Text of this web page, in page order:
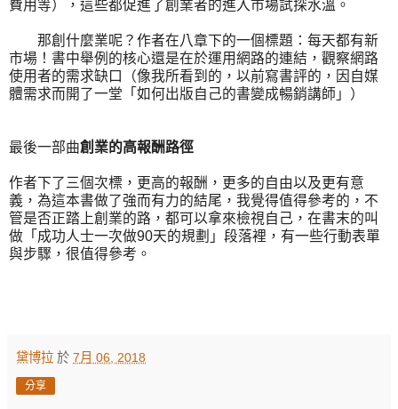
費用等），這些都促進了創業者的進入市場試探水溫。
那創什麼業呢？作者在八章下的一個標題：每天都有新
市場！書中舉例的核心還是在於運用網路的連結，觀察網路
使用者的需求缺口（像我所看到的，以前寫書評的，因自媒
體需求而開了一堂「如何出版自己的書變成暢銷講師」）
最後一部曲創業的高報酬路徑
作者下了三個次標，更高的報酬，更多的自由以及更有意
義，為這本書做了強而有力的結尾，我覺得值得參考的，不
管是否正踏上創業的路，都可以拿來檢視自己，在書末的叫
做「成功人士一次做90天的規劃」段落裡，有一些行動表單
與步驟，很值得參考。
黛博拉 於 7月 06, 2018
分享